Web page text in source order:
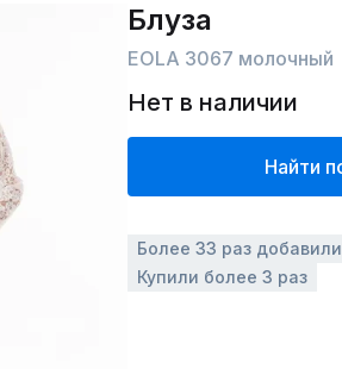
Блуза
EOLA 3067 молочный
Нет в наличии
Найти
Более 33 раз
Купили более 3 раз